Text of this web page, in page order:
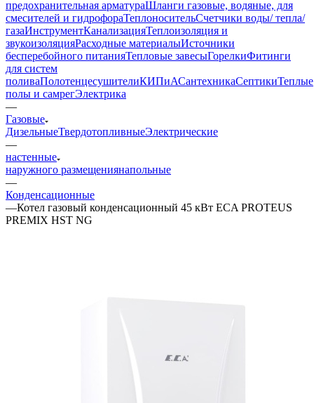
предохранительная арматураШланги газовые, водяные, для
смесителей и гидрофораТеплоносительСчетчики воды/ тепла/
газаИнструментКанализацияТеплоизоляция и
звукоизоляцияРасходные материалыИсточники
бесперебойного питанияТепловые завесыГорелкиФитинги
для систем
поливаПолотенцесушителиКИПиАСантехникаСептикиТеплые
полы и самрегЭлектрика
—
Газовые
ДизельныеТвердотопливныеЭлектрические
—
настенные
наружного размещениянапольные
—
Конденсационные
—Котел газовый конденсационный 45 кВт ECA PROTEUS
PREMIX HST NG